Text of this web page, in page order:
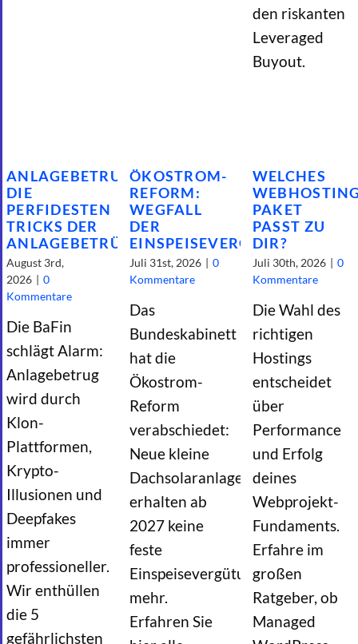
den riskanten
Leveraged
Buyout.
ANLAGEBETRUG:
DIE
PERFIDESTEN
TRICKS DER
ANLAGEBETRÜGER
August 3rd,
2026 | 0
Kommentare
Die BaFin
schlägt Alarm:
Anlagebetrug
wird durch
Klon-
Plattformen,
Krypto-
Illusionen und
Deepfakes
immer
professioneller.
Wir enthüllen
die 5
gefährlichsten
ÖKOSTROM-
REFORM:
WEGFALL
DER
EINSPEISEVERGÜTUNG!
Juli 31st, 2026 | 0
Kommentare
Das
Bundeskabinett
hat die
Ökostrom-
Reform
verabschiedet:
Neue kleine
Dachsolaranlagen
erhalten ab
2027 keine
feste
Einspeisevergütung
mehr.
Erfahren Sie
WELCHES
PAKET
PASST ZU
DIR?
Juli 30th, 2026 | 0
Kommentare
Die Wahl des
richtigen
Hostings
entscheidet
über
Performance
und Erfolg
deines
Webprojekt-
Fundaments.
Erfahre im
großen
Ratgeber, ob
Managed